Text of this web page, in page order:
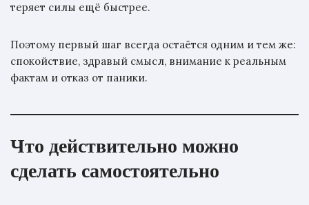
теряет силы ещё быстрее.
Поэтому первый шаг всегда остаётся одним и тем же:
спокойствие, здравый смысл, внимание к реальным
фактам и отказ от паники.
Что действительно можно
сделать самостоятельно